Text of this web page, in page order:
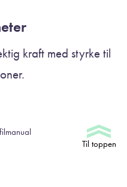
kraft med styrke til
Til toppen